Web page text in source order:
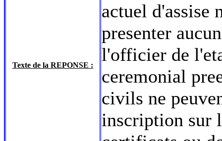
Texte de la REPONSE :
actuel d'assise
presenter
l'officier de
ceremonial
civils ne
inscription sur